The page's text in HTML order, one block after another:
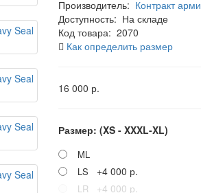
Производитель: Контракт
Доступность: На складе
Код товара: 2070
Как определить размер
16 000 р.
Размер: (XS - XXXL-XL)
ML
LS
+4 000 р.
LR +4 000 р.